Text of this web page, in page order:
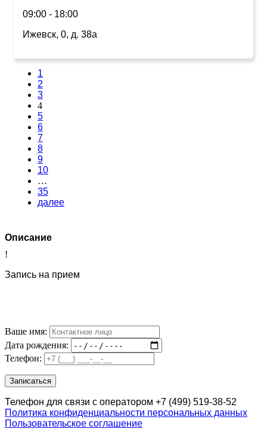
09:00 - 18:00
Ижевск, 0, д. 38а
1
2
3
4
5
6
7
8
9
10
…
35
далее
Описание
!
Запись на прием
Ваше имя:
Дата рождения:
Телефон:
Телефон для связи с оператором +7 (499) 519-38-52
Политика конфиденциальности персональных данных
Пользовательское соглашение